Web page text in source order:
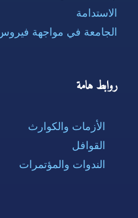
الاستدامة
الجامعة في مواجهة
روابط هامة
الأزمات والكوارث
القوافل
الندوات والمؤتمرات